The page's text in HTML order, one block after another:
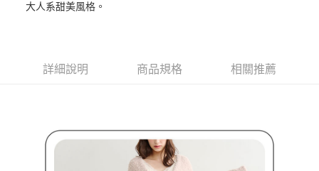
※ 交易是否成功請以「AFTEE先享後付 」之結帳頁面顯示為準，若有關於
【注意事項】
１．透過由恩沛科技股份有限公司提供之「AFTEE先享後付」服務完成之交
３．未成年的使用者請事先徵得法定代理人或監護人之同意方可使用
「AFTEE先享後付」，若未經同意申辦者引起之損失，本公司不負相關責
付款後萊爾富取貨
大人系甜美風格。
詳細說明 商品規格 相關推薦